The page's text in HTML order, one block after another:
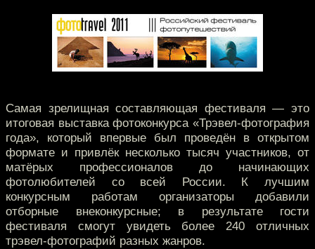
Самая зрелищная составляющая фестиваля — это
итоговая выставка фотоконкурса «Трэвел-фотография
года», который впервые был проведён в открытом
формате и привлёк несколько тысяч участников, от
матёрых профессионалов до начинающих
фотолюбителей со всей России. К лучшим
конкурсным работам организаторы добавили
отборные внеконкурсные; в результате гости
фестиваля смогут увидеть более 240 отличных
трэвел-фотографий разных жанров.